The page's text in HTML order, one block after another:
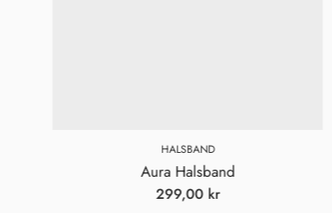
HALSBAND
Aura Halsband
299,00kr